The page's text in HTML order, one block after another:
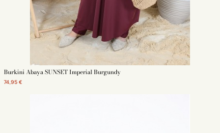
Burkini Abaya SUNSET Imperial Burgundy
74,95 €